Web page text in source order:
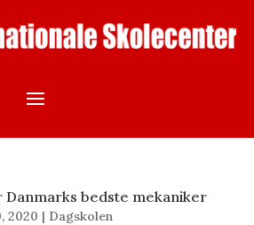
Danmarks bedste mekaniker
2020 | Dagskolen